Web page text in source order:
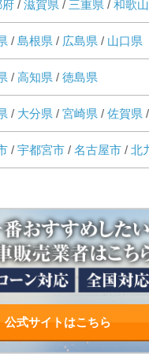
府 / 滋賀県 / 三重県 / 和歌
/ 島根県 / 広島県 / 山口県
/ 高知県 / 徳島県
/ 大分県 / 宮崎県 / 佐賀県 /
/ 宇都宮市 / 名古屋市 / 北
公式サイトはこちら